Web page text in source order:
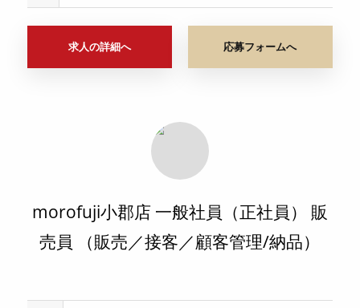
求人の詳細へ 応募フォームへ
morofuji小郡店 一般社員（正社員） 販
売員 （販売／接客／顧客管理/納品）